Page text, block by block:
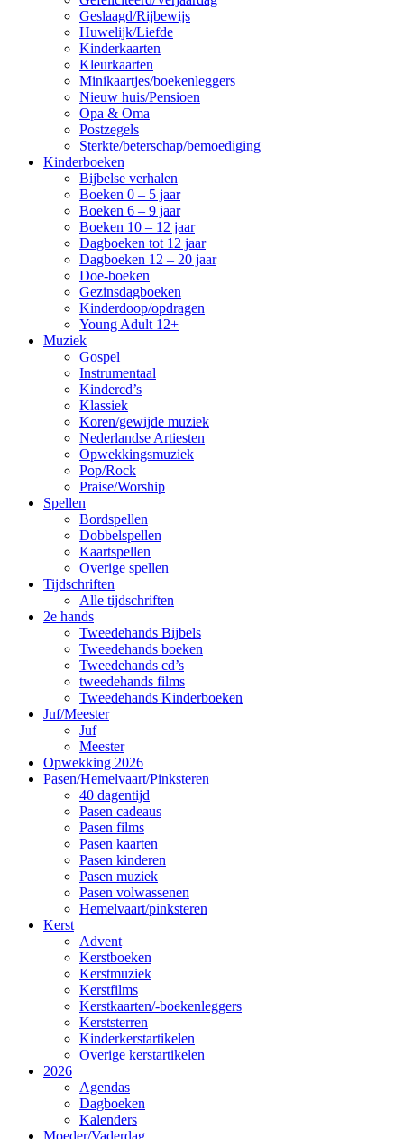
Geslaagd/Rijbewijs
Huwelijk/Liefde
Kinderkaarten
Kleurkaarten
Minikaartjes/boekenleggers
Nieuw huis/Pensioen
Opa & Oma
Postzegels
Sterkte/beterschap/bemoediging
Kinderboeken
Bijbelse verhalen
Boeken 0 – 5 jaar
Boeken 6 – 9 jaar
Boeken 10 – 12 jaar
Dagboeken tot 12 jaar
Dagboeken 12 – 20 jaar
Doe-boeken
Gezinsdagboeken
Kinderdoop/opdragen
Young Adult 12+
Muziek
Gospel
Instrumentaal
Kindercd’s
Klassiek
Koren/gewijde muziek
Nederlandse Artiesten
Opwekkingsmuziek
Pop/Rock
Praise/Worship
Spellen
Bordspellen
Dobbelspellen
Kaartspellen
Overige spellen
Tijdschriften
Alle tijdschriften
2e hands
Tweedehands Bijbels
Tweedehands boeken
Tweedehands cd’s
tweedehands films
Tweedehands Kinderboeken
Juf/Meester
Juf
Meester
Opwekking 2026
Pasen/Hemelvaart/Pinksteren
40 dagentijd
Pasen cadeaus
Pasen films
Pasen kaarten
Pasen kinderen
Pasen muziek
Pasen volwassenen
Hemelvaart/pinksteren
Kerst
Advent
Kerstboeken
Kerstmuziek
Kerstfilms
Kerstkaarten/-boekenleggers
Kerststerren
Kinderkerstartikelen
Overige kerstartikelen
2026
Agendas
Dagboeken
Kalenders
Moeder/Vaderdag